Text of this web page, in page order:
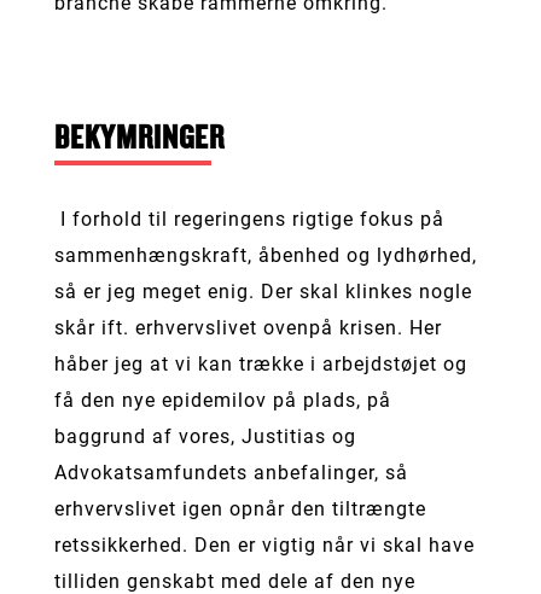
BEKYMRINGER
I forhold til regeringens rigtige fokus på
sammenhængskraft, åbenhed og lydhørhed,
så er jeg meget enig. Der skal klinkes nogle
skår ift. erhvervslivet ovenpå krisen. Her
håber jeg at vi kan trække i arbejdstøjet og
få den nye epidemilov på plads, på
baggrund af vores, Justitias og
Advokatsamfundets anbefalinger, så
erhvervslivet igen opnår den tiltrængte
retssikkerhed. Den er vigtig når vi skal have
tilliden genskabt med dele af den nye